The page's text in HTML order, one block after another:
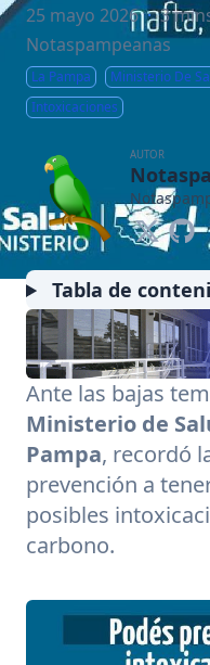
25 mayo 2026 · 3
Notaspampeanas
La Pampa Ministerio De
Intoxicaciones
AUTOR
Tabla de
Ante las bajas
Ministerio de
Pampa, recordó
prevención a
posibles
carbono.